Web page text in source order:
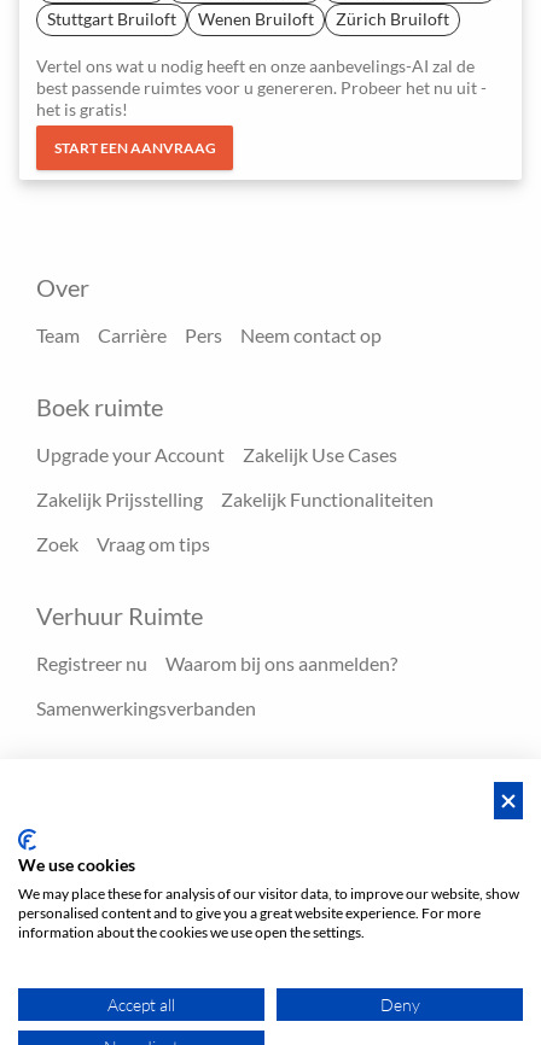
Stuttgart Bruiloft
Wenen Bruiloft Zürich Bruiloft
Vertel ons wat u nodig heeft en onze aanbevelings-AI zal de
best passende ruimtes voor u genereren. Probeer het nu uit -
het is gratis!
START EEN AANVRAAG
Over
Team Carrière Pers Neem contact op
Boek ruimte
Upgrade your Account
Zakelijk Use Cases
Zakelijk Prijsstelling
Zakelijk Functionaliteiten
Zoek
Vraag om tips
Verhuur Ruimte
Registreer nu
Waarom bij ons aanmelden?
Samenwerkingsverbanden
Voorwaarden Privacy
Voorwaarden/Impressum
We use cookies
We may place these for analysis of our visitor data, to improve our website, show
personalised content and to give you a great website experience. For more
information about the cookies we use open the settings.
Accept all Deny